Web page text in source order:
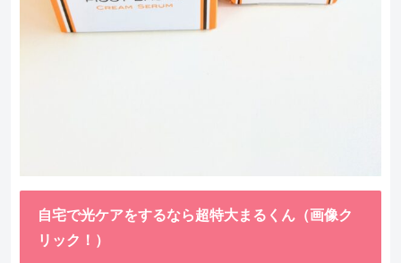
自宅で光ケアをするなら超特大まるくん（画像ク
リック！）